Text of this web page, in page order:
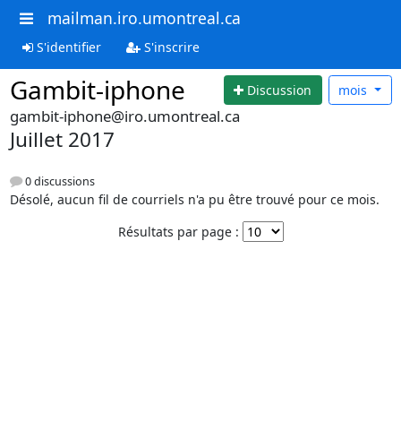
mailman.iro.umontreal.ca
S'identifier S'inscrire
Gambit-iphone Discussion mois
gambit-iphone@iro.umontreal.ca
Juillet 2017
0 discussions
Désolé, aucun fil de courriels n'a pu être trouvé pour ce mois.
Résultats par page :